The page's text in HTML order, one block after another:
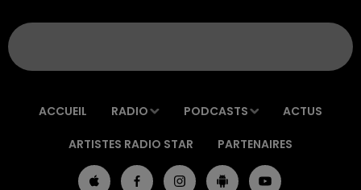
ACCUEIL RADIO PODCASTS ACTUS
ARTISTES RADIO STAR PARTENAIRES